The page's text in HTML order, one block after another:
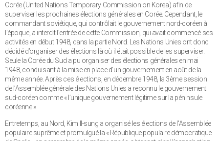
Corée (United Nations Temporary Commission on Korea) afin de
superviser les prochaines élections générales en Corée. Cependant, le
commandant soviétique, qui contrôlait le gouvernement nord-coréen à
l’époque, a interdit l’entrée de cette Commission, qui avait commencé ses
activités en début 1948, dans la partie Nord. Les Nations Unies ont donc
décidé d’organiser des élections là où il était possible de les superviser.
Seule la Corée du Sud a pu organiser des élections générales en mai
1948, conduisant à la mise en place d’un gouvernement en août de la
même année. Après ces élections, en décembre 1948, la 3ème session
de l’Assemblée générale des Nations Unies a reconnu le gouvernement
sud-coréen comme « l’unique gouvernement légitime sur la péninsule
coréenne ».
Entretemps, au Nord, Kim Il-sung a organisé les élections de l'Assemblée
populaire suprême et promulgué la « République populaire démocratique